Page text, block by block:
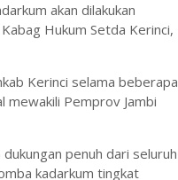
akan dilakukan
Hukum Setda Kerinci,
Kerinci selama beberapa
mewakili Pemprov Jambi
penuh dari seluruh
kadarkum tingkat